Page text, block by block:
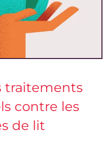
traitements
contre les
de lit